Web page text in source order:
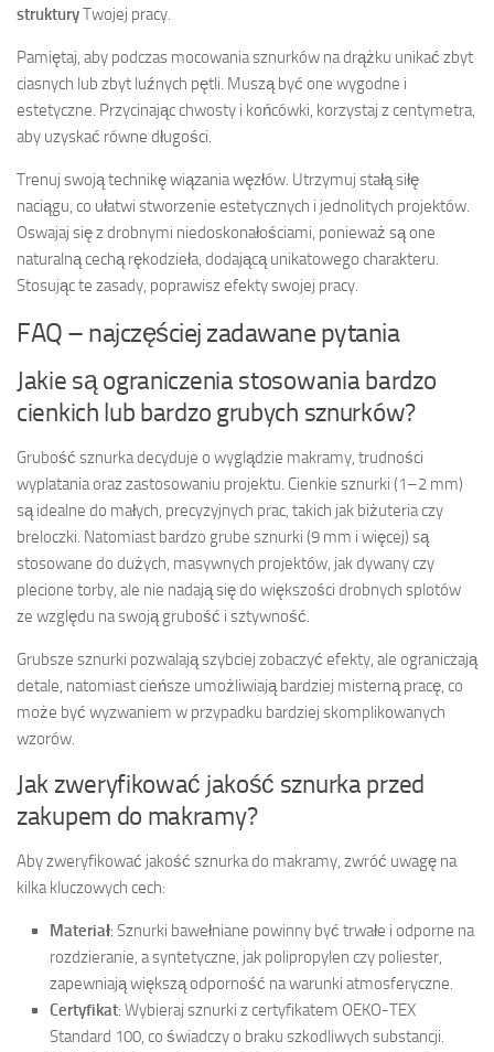
strukturyTwojej pracy.
Pamiętaj, aby podczas mocowania sznurków na drążku unikać zbyt
ciasnych lub zbyt luźnych pętli. Muszą być one wygodne i
estetyczne. Przycinając chwosty i końcówki, korzystaj z centymetra,
aby uzyskać równe długości.
Trenuj swoją technikę wiązania węzłów. Utrzymuj stałą siłę
naciągu, co ułatwi stworzenie estetycznych i jednolitych projektów.
Oswajaj się z drobnymi niedoskonałościami, ponieważ są one
naturalną cechą rękodzieła, dodającą unikatowego charakteru.
Stosując te zasady, poprawisz efekty swojej pracy.
FAQ – najczęściej zadawane pytania
Jakie są ograniczenia stosowania bardzo
cienkich lub bardzo grubych sznurków?
Grubość sznurka decyduje o wyglądzie makramy, trudności
wyplatania oraz zastosowaniu projektu. Cienkie sznurki (1–2 mm)
są idealne do małych, precyzyjnych prac, takich jak biżuteria czy
breloczki. Natomiast bardzo grube sznurki (9 mm i więcej) są
stosowane do dużych, masywnych projektów, jak dywany czy
plecione torby, ale nie nadają się do większości drobnych splotów
ze względu na swoją grubość i sztywność.
Grubsze sznurki pozwalają szybciej zobaczyć efekty, ale ograniczają
detale, natomiast cieńsze umożliwiają bardziej misterną pracę, co
może być wyzwaniem w przypadku bardziej skomplikowanych
wzorów.
Jak zweryfikować jakość sznurka przed
zakupem do makramy?
Aby zweryfikować jakość sznurka do makramy, zwróć uwagę na
kilka kluczowych cech:
Materiał: Sznurki bawełniane powinny być trwałe i odporne na
rozdzieranie, a syntetyczne, jak polipropylen czy poliester,
zapewniają większą odporność na warunki atmosferyczne.
Certyfikat: Wybieraj sznurki z certyfikatem OEKO-TEX
Standard 100, co świadczy o braku szkodliwych substancji.